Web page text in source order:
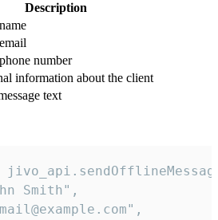
Description
number
information about the client
text
Smith",